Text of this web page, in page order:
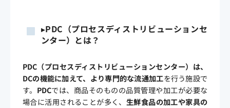
▸PDC （プロセスディストリビューションセ
ンター）とは？
PDC （プロセスディストリビューションセンター）は、
DCの機能に加えて、より専門的な流通加工を行う施設で
す。 PDCでは、商品そのものの品質管理や加工が必要な
場合に活用されることが多く、 生鮮食品の加工や家具の